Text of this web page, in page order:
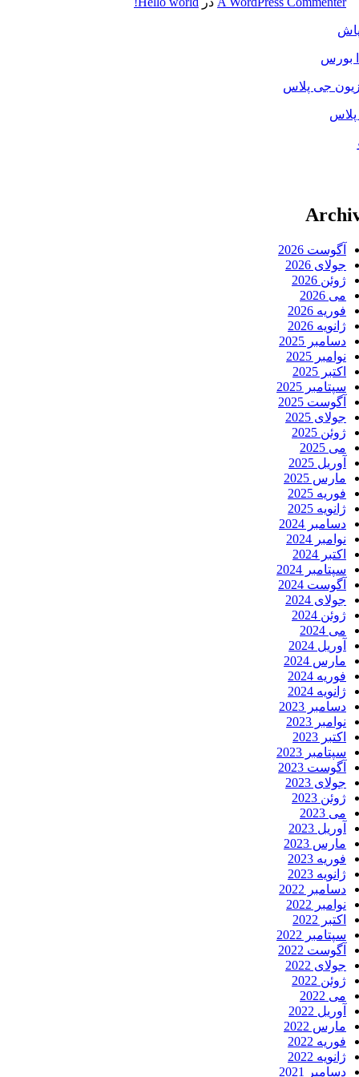
بورس
جی پلاس
آگوست 2026
جولای 2026
ژوئن 2026
می 2026
فوریه 2026
ژانویه 2026
دسامبر 2025
نوامبر 2025
اکتبر 2025
سپتامبر 2025
آگوست 2025
جولای 2025
ژوئن 2025
می 2025
آوریل 2025
مارس 2025
فوریه 2025
ژانویه 2025
دسامبر 2024
نوامبر 2024
اکتبر 2024
سپتامبر 2024
آگوست 2024
جولای 2024
ژوئن 2024
می 2024
آوریل 2024
مارس 2024
فوریه 2024
ژانویه 2024
دسامبر 2023
نوامبر 2023
اکتبر 2023
سپتامبر 2023
آگوست 2023
جولای 2023
ژوئن 2023
می 2023
آوریل 2023
مارس 2023
فوریه 2023
ژانویه 2023
دسامبر 2022
نوامبر 2022
اکتبر 2022
سپتامبر 2022
آگوست 2022
جولای 2022
ژوئن 2022
می 2022
آوریل 2022
مارس 2022
فوریه 2022
ژانویه 2022
دسامبر 2021